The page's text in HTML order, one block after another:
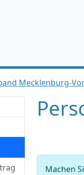
Mecklenburg-
Machen